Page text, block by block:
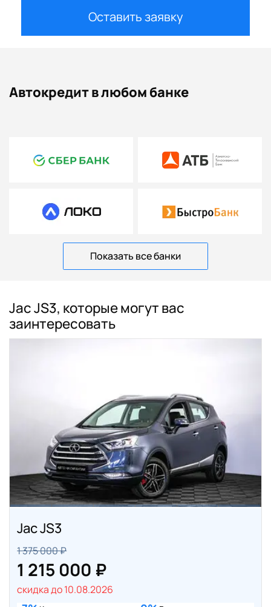
Оставить заявку
Автокредит в любом банке
Показать все банки
Jac JS3, которые могут вас
заинтересовать
Jac JS3
1 375 000 ₽
1 215 000 ₽
скидка до 10.08.2026